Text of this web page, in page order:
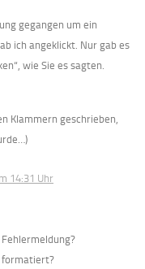
gegangen um ein
ich angeklickt. Nur gab es
wie Sie es sagten.
Klammern geschrieben,
14:31 Uhr
formatiert?